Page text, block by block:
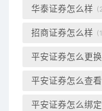
华泰证券怎么样
招商证券怎么样
平安证券怎么更
平安证券怎么查
平安证券怎么绑